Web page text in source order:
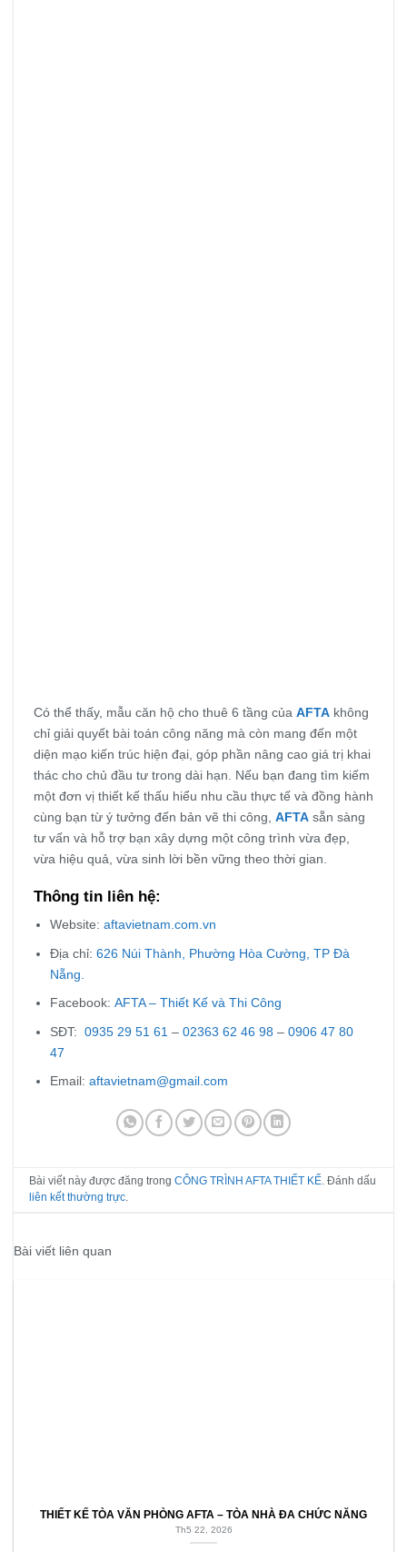
Có thể thấy, mẫu căn hộ cho thuê 6 tầng của AFTAkhông
chỉ giải quyết bài toán công năng mà còn mang đến một
diện mạo kiến trúc hiện đại, góp phần nâng cao giá trị khai
thác cho chủ đầu tư trong dài hạn. Nếu bạn đang tìm kiếm
một đơn vị thiết kế thấu hiểu nhu cầu thực tế và đồng hành
cùng bạn từ ý tưởng đến bản vẽ thi công, AFTAsẵn sàng
tư vấn và hỗ trợ bạn xây dựng một công trình vừa đẹp,
vừa hiệu quả, vừa sinh lời bền vững theo thời gian.
Thông tin liên hệ:
Website:aftavietnam.com.vn
Địa chỉ:626 Núi Thành, Phường Hòa Cường, TP Đà
Nẵng.
Facebook:AFTA – Thiết Kế và Thi Công
SĐT:0935 29 51 61 –02363 62 46 98 –0906 47 80
47
Email:aftavietnam@gmail.com
Bài viết này được đăng trongCÔNG TRÌNH AFTA THIẾT KẾ . Đánh dấu
liên kết thường trực
Bài viết liên quan
THIẾT KẾ TÒA VĂN PHÒNG AFTA – TÒA NHÀ ĐA CHỨC NĂNG
Th5 22, 2026